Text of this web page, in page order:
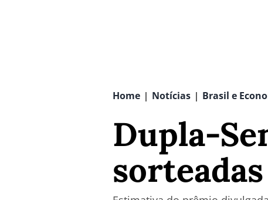
Home | Notícias | Brasil e
Dupla-